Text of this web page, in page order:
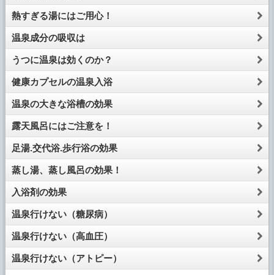
熱すぎる湯にはご用心！
温泉成分の吸収は
うつに温泉は効くのか？
健康カプセルの温泉入浴
温泉の大きな浴槽の効果
露天風呂にはご注意を！
足湯.交代浴.歩行浴の効果
蒸し湯、蒸し風呂の効果！
入浴剤の効果
温泉行けない（糖尿病）
温泉行けない（高血圧）
温泉行けない（アトピー）